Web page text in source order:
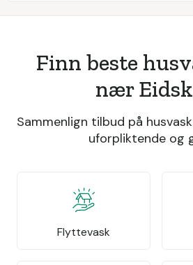
Finn beste
nær
Sammenlign tilbud på
uforpliktende og
Flyttevask